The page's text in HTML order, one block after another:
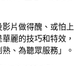
片做得醜、或怕上
麗的技巧和特效，
、為聽眾服務」。